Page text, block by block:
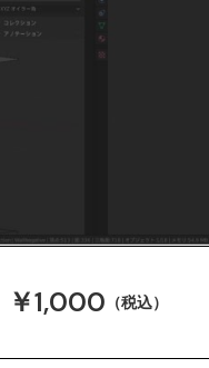
￥1,000 （税込）